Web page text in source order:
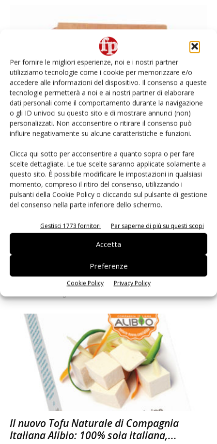
Per fornire le migliori esperienze, noi e i nostri partner
utilizziamo tecnologie come i cookie per memorizzare e/o
accedere alle informazioni del dispositivo. Il consenso a queste
tecnologie permetterà a noi e ai nostri partner di elaborare
dati personali come il comportamento durante la navigazione
o gli ID univoci su questo sito e di mostrare annunci (non)
personalizzati. Non acconsentire o ritirare il consenso può
influire negativamente su alcune caratteristiche e funzioni.
Clicca qui sotto per acconsentire a quanto sopra o per fare
scelte dettagliate. Le tue scelte saranno applicate solamente a
questo sito. È possibile modificare le impostazioni in qualsiasi
momento, compreso il ritiro del consenso, utilizzando i
pulsanti della Cookie Policy o cliccando sul pulsante di gestione
del consenso nella parte inferiore dello schermo.
Gestisci 1773 fornitori Per saperne di più su questi scopi
Accetta
Preferenze
Cookie Policy Privacy Policy
Brio, cresce a doppia cifra il biodinamico
certificato Demeter
Daniele Colombo
Planet Farms lancia i primi prodotti da
vertical farming
Il nuovo Tofu Naturale di Compagnia
Italiana Alibio: 100% soia italiana,...